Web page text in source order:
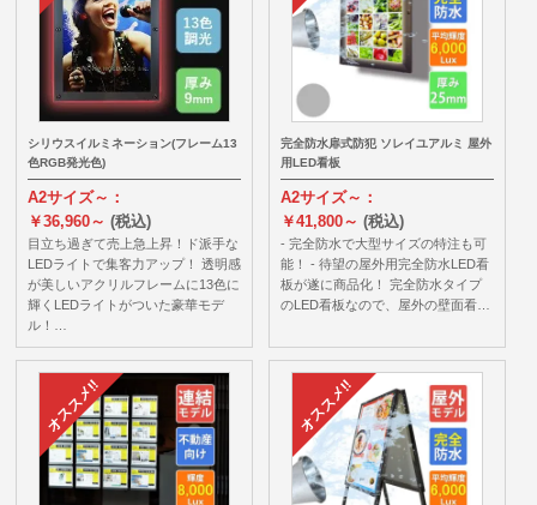
シリウスイルミネーション(フレーム13
色RGB発光色)
A2サイズ～：
￥36,960～(税込)
目立ち過ぎて売上急上昇！ド派手な
LEDライトで集客力アップ！ 透明感
が美しいアクリルフレームに13色に
輝くLEDライトがついた豪華モデ
ル！…
完全防水扉式防犯 ソレイユアルミ 屋外
用LED看板
A2サイズ～：
￥41,800～ (税込)
- 完全防水で大型サイズの特注も可
能！ - 待望の屋外用完全防水LED看
板が遂に商品化！ 完全防水タイプ
のLED看板なので、屋外の壁面看…